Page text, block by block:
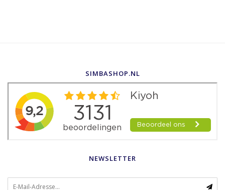
SIMBASHOP.NL
NEWSLETTER